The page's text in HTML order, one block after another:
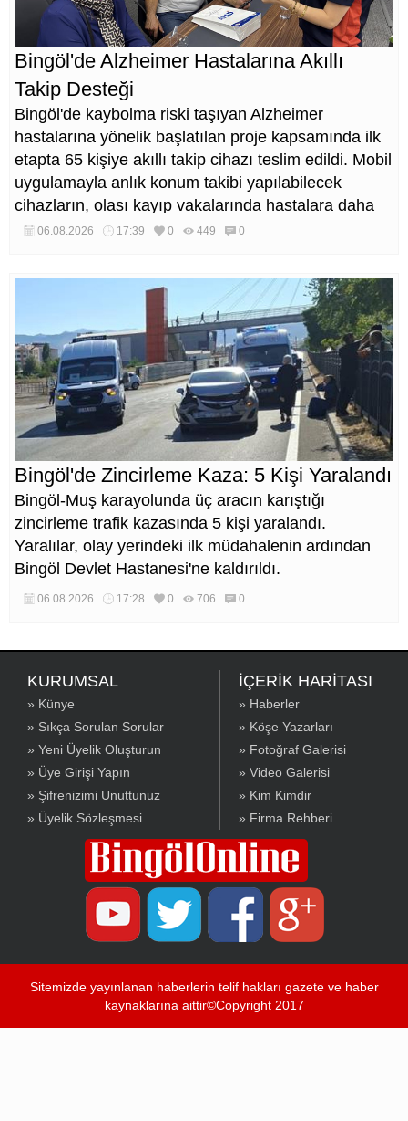
Bingöl'de Alzheimer Hastalarına Akıllı
Takip Desteği
Bingöl'de kaybolma riski taşıyan Alzheimer
hastalarına yönelik başlatılan proje kapsamında ilk
etapta 65 kişiye akıllı takip cihazı teslim edildi. Mobil
uygulamayla anlık konum takibi yapılabilecek
cihazların, olası kayıp vakalarında hastalara daha
kısa sürede ulaşılmasını sağlaması hedefleniyor.
06.08.2026 17:39 0 449 0
Bingöl'de Zincirleme Kaza: 5 Kişi Yaralandı
Bingöl-Muş karayolunda üç aracın karıştığı
zincirleme trafik kazasında 5 kişi yaralandı.
Yaralılar, olay yerindeki ilk müdahalenin ardından
Bingöl Devlet Hastanesi'ne kaldırıldı.
06.08.2026 17:28 0 706 0
KURUMSAL
» Künye
» Sıkça Sorulan Sorular
» Yeni Üyelik Oluşturun
» Üye Girişi Yapın
» Şifrenizimi Unuttunuz
» Üyelik Sözleşmesi
İÇERİK HARİTASI
» Haberler
» Köşe Yazarları
» Fotoğraf Galerisi
» Video Galerisi
» Kim Kimdir
» Firma Rehberi
Sitemizde yayınlanan haberlerin telif hakları gazete ve haber
kaynaklarına aittir©Copyright 2017